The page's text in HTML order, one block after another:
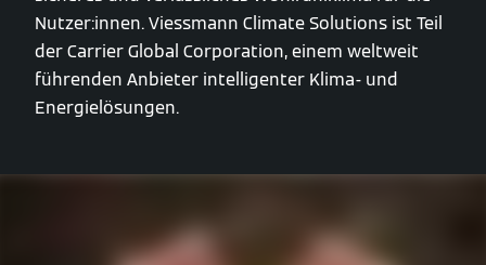
Nutzer:innen. Viessmann Climate Solutions ist Teil
der Carrier Global Corporation, einem weltweit
führenden Anbieter intelligenter Klima- und
Energielösungen.